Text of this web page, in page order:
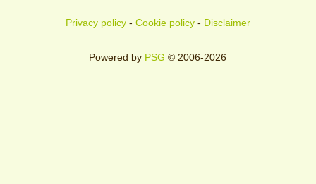
Privacy policy- Cookie policy- Disclaimer
Powered by PSG © 2006-2026